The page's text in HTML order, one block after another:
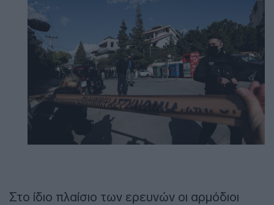
Στο ίδιο πλαίσιο των ερευνών οι αρμόδιοι